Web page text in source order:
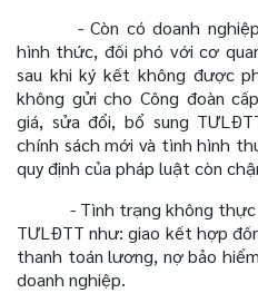
- Còn có doanh
hình thức, đối phó với cơ
sau khi ký kết không được
không gửi cho Công đoàn
giá, sửa đổi, bổ sung
chính sách mới và tình hình
quy định của pháp luật còn
- Tình trạng không
TƯLĐTT như: giao kết hợp
thanh toán lương, nợ bảo
doanh nghiệp.